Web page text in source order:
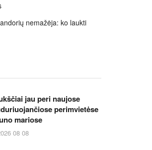
nemažėja: ko laukti
jau peri naujose
perimvietėse
mariose
08 08